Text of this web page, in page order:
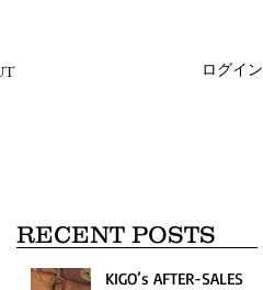
ログイン
RECENT POSTS
KIGO’s AFTER-SALES